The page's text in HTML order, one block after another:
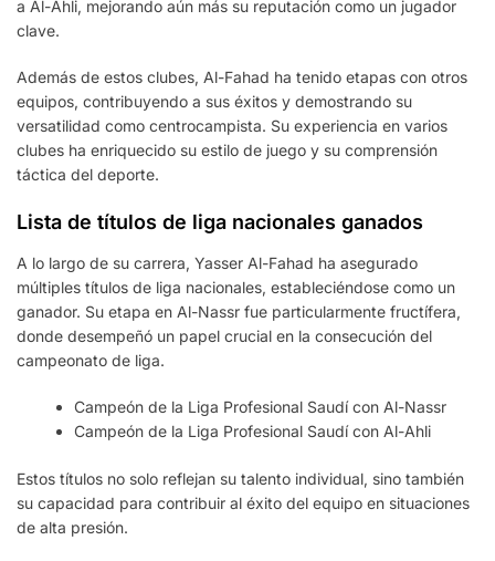
a Al-Ahli, mejorando aún más su reputación como un jugador
clave.
Además de estos clubes, Al-Fahad ha tenido etapas con otros
equipos, contribuyendo a sus éxitos y demostrando su
versatilidad como centrocampista. Su experiencia en varios
clubes ha enriquecido su estilo de juego y su comprensión
táctica del deporte.
Lista de títulos de liga nacionales ganados
A lo largo de su carrera, Yasser Al-Fahad ha asegurado
múltiples títulos de liga nacionales, estableciéndose como un
ganador. Su etapa en Al-Nassr fue particularmente fructífera,
donde desempeñó un papel crucial en la consecución del
campeonato de liga.
Campeón de la Liga Profesional Saudí con Al-Nassr
Campeón de la Liga Profesional Saudí con Al-Ahli
Estos títulos no solo reflejan su talento individual, sino también
su capacidad para contribuir al éxito del equipo en situaciones
de alta presión.